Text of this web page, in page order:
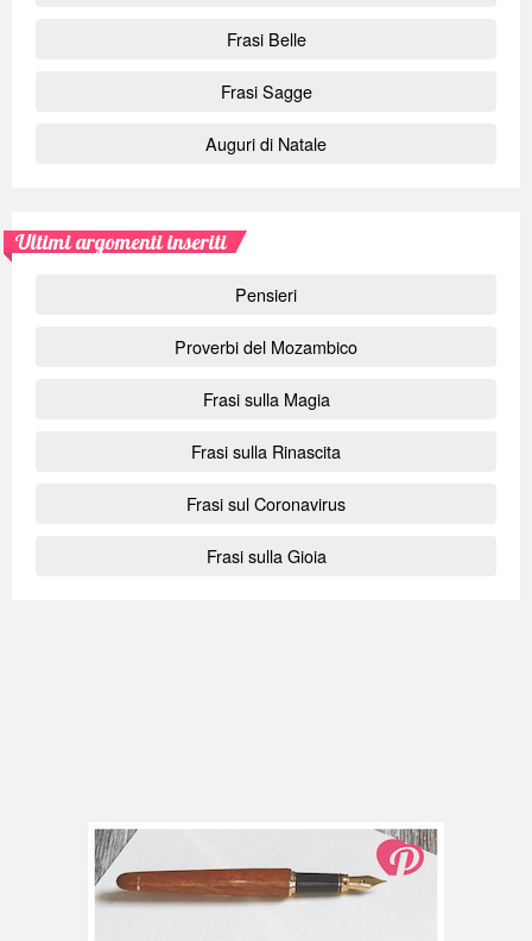
Frasi Belle
Frasi Sagge
Auguri di Natale
Ultimi argomenti inseriti
Pensieri
Proverbi del Mozambico
Frasi sulla Magia
Frasi sulla Rinascita
Frasi sul Coronavirus
Frasi sulla Gioia